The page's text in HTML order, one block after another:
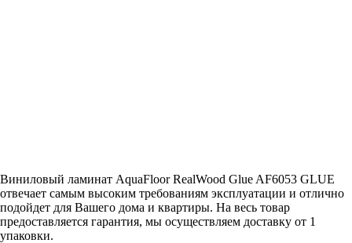
Виниловый ламинат AquaFloor RealWood Glue AF6053 GLUE
отвечает самым высоким требованиям эксплуатации и отлично
подойдет для Вашего дома и квартиры. На весь товар
предоставляется гарантия, мы осуществляем доставку от 1
упаковки.